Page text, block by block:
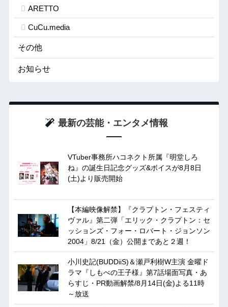
ARETTO
CuCu.media
その他
お知らせ
最新の芸能・エンタメ情報
VTuber事務所ハコネクト所属『明堂しろ
ね』の誕生日記念グッズ&ボイスが8月8日
(土)より販売開始
【本編映像解禁】『クラプトン・フェスティ
ヴァル』第二弾「エリック・クラプトン：セ
ッションズ・フォー・ロバート・ジョンソン
2004」8/21（金）公開まであと２週！
小川史記(BUDDiiS)＆瀬戸利樹W主演 金曜ド
ラマ『しもべの王子様』第7話場面写真・あ
らすじ・PR動画解禁/8月14日(金)よる11時
～放送